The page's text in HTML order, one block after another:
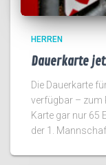
HERREN
Dauerkarte
Die Dauerkarte
verfügbar – zum
Karte gar nur 65
der 1.